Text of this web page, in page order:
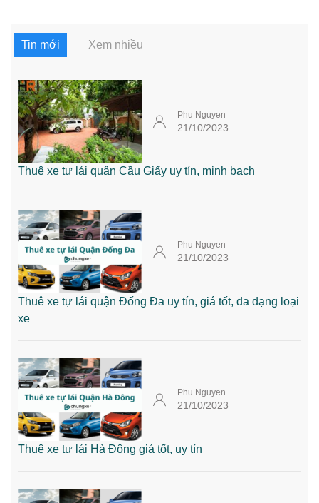
Tin mới Xem nhiều
Phu Nguyen
21/10/2023
Thuê xe tự lái quận Cầu Giấy uy tín, minh bạch
Phu Nguyen
21/10/2023
Thuê xe tự lái quận Đống Đa uy tín, giá tốt, đa dạng loại
xe
Phu Nguyen
21/10/2023
Thuê xe tự lái Hà Đông giá tốt, uy tín